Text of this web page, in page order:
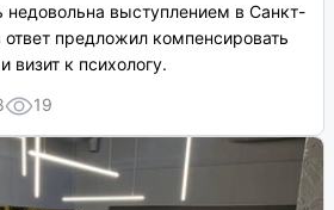
недовольна выступлением в Санкт-
ответ предложил компенсировать
визит к психологу.
19